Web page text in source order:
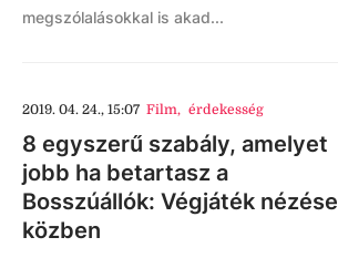
megszólalásokkal is akad...
2019. 04. 24., 15:07 Film, érdekesség
8 egyszerű szabály, amelyet
jobb ha betartasz a
Bosszúállók: Végjáték nézése
közben